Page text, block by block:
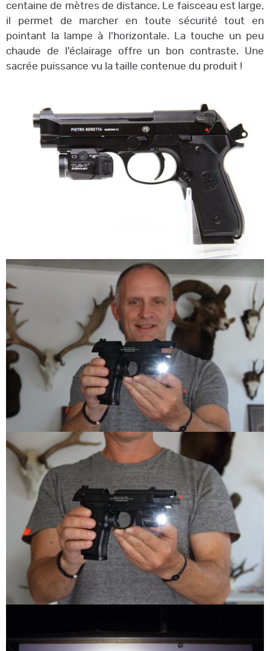
centaine de mètres de distance. Le faisceau est large,
il permet de marcher en toute sécurité tout en
pointant la lampe à l'horizontale. La touche un peu
chaude de l'éclairage offre un bon contraste. Une
sacrée puissance vu la taille contenue du produit !